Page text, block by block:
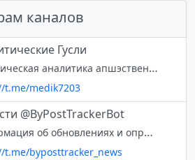
каналов
Гусли
Сатирическая аналитика апшэственной жизни гражданского общества 🔞Канал 18+ 📌Не имеет цели обидеть, только высмеять минусы общества. Республика Беларусь 🇧🇾 ⬇️ @gusljar_bot - прислать новость или сообщение в редакцию.
t.me/medik7203
@ByPostTrackerBot
Информация об обновлениях и опросы для бота @ByPostTrackerBot
t.me/byposttracker_news